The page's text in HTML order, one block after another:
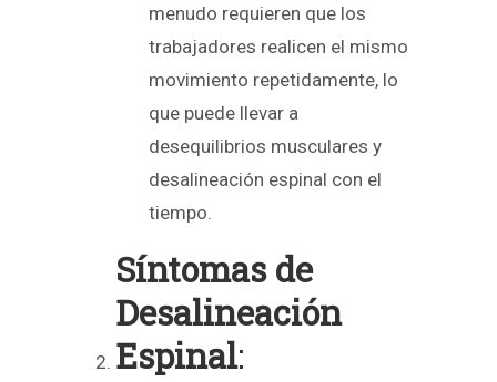
menudo requieren que los
trabajadores realicen el mismo
movimiento repetidamente, lo
que puede llevar a
desequilibrios musculares y
desalineación espinal con el
tiempo.
Síntomas de
Desalineación
Espinal: